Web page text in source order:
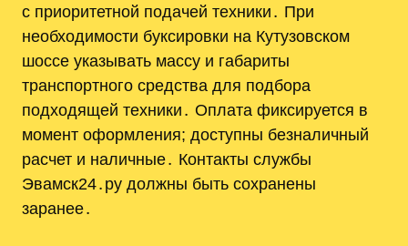
с приоритетной подачей техники․ При
необходимости буксировки на Кутузовском
шоссе указывать массу и габариты
транспортного средства для подбора
подходящей техники․ Оплата фиксируется в
момент оформления; доступны безналичный
расчет и наличные․ Контакты службы
Эвамск24․ру должны быть сохранены
заранее․